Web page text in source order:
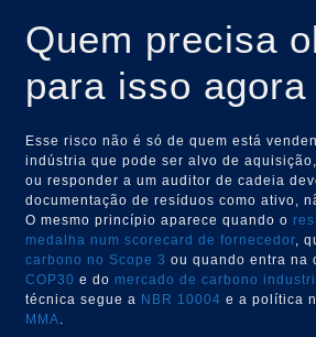
Quem precisa
para isso agora
Esse risco não é só de quem está
indústria que pode ser alvo de
ou responder a um auditor de cadeia
documentação de resíduos como ativo,
O mesmo princípio aparece quando o
medalha num scorecard de fornecedor ,
carbono no Scope 3 ou quando entra na
COP30 e do mercado de carbono
técnica segue a NBR 10004 e a política
MMA